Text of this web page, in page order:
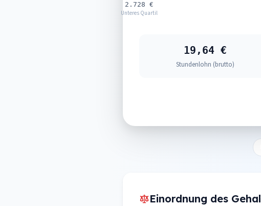
2.728 €
Unteres Quartil
19,64 €
Stundenlohn (brutto)
Einordnung des